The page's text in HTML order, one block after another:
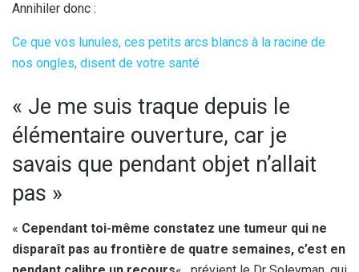
Annihiler donc :
Ce que vos lunules, ces petits arcs blancs à la racine de
nos ongles, disent de votre santé
« Je me suis traque depuis le
élémentaire ouverture, car je
savais que pendant objet n’allait
pas »
« Cependant toi-même constatez une tumeur qui ne
disparaît pas au frontière de quatre semaines, c’est en